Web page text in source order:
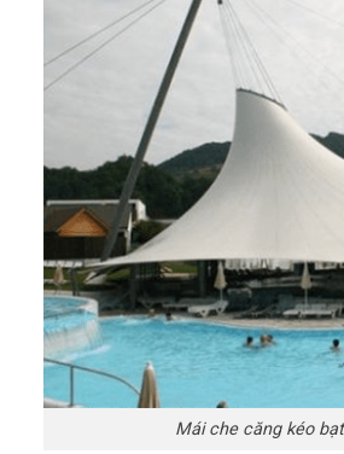
Mái che căng kéo